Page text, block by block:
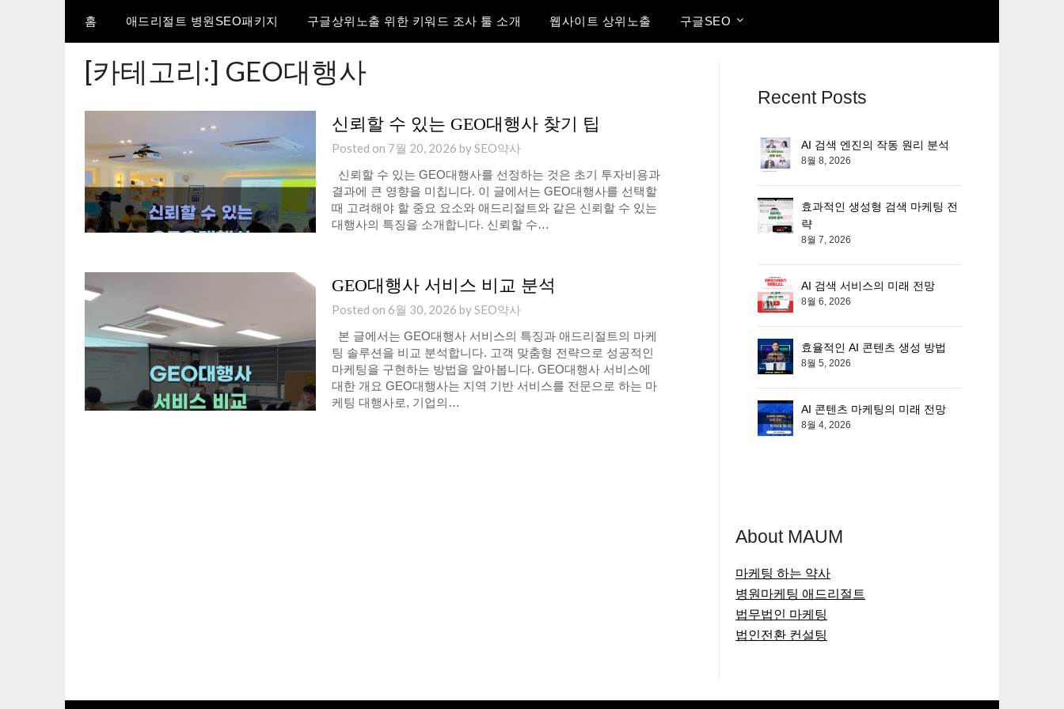
홈 애드리절트 병원SEO패키지 구글상위노출 위한 키워드 조사 툴 소개 웹사이트 상위노출 구글SEO
[카테고리:] GEO대행사
신뢰할 수 있는 GEO대행사 찾기 팁
Posted on 7월 20, 2026 bySEO약사
신뢰할 수 있는 GEO대행사를 선정하는 것은 초기 투자비용과
결과에 큰 영향을 미칩니다. 이 글에서는 GEO대행사를 선택할
때 고려해야 할 중요 요소와 애드리절트와 같은 신뢰할 수 있는
대행사의 특징을 소개합니다. 신뢰할 수…
GEO대행사 서비스 비교 분석
Posted on 6월 30, 2026 bySEO약사
본 글에서는 GEO대행사 서비스의 특징과 애드리절트의 마케
팅 솔루션을 비교 분석합니다. 고객 맞춤형 전략으로 성공적인
마케팅을 구현하는 방법을 알아봅니다. GEO대행사 서비스에
대한 개요 GEO대행사는 지역 기반 서비스를 전문으로 하는 마
케팅 대행사로, 기업의…
Recent Posts
AI 검색 엔진의 작동 원리 분석
8월 8, 2026
효과적인 생성형 검색 마케팅 전
략
8월 7, 2026
AI 검색 서비스의 미래 전망
8월 6, 2026
효율적인 AI 콘텐츠 생성 방법
8월 5, 2026
AI 콘텐츠 마케팅의 미래 전망
8월 4, 2026
About MAUM
마케팅 하는 약사
병원마케팅 애드리절트
법무법인 마케팅
법인전환 컨설팅